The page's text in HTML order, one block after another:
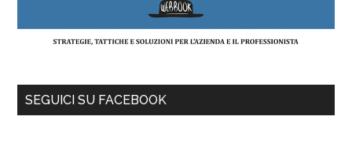
SEGUICI SU FACEBOOK